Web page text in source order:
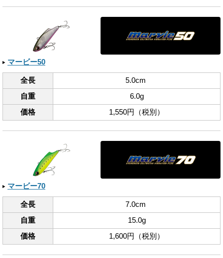
マービー50
全長
5.0cm
自重
6.0g
価格
1,550円（税別）
マービー70
全長
7.0cm
自重
15.0g
価格
1,600円（税別）